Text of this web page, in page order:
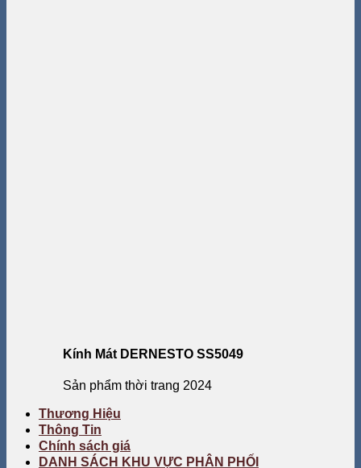
Kính Mát DERNESTO SS5049
Sản phẩm thời trang 2024
Thương Hiệu
Thông Tin
Chính sách giá
DANH SÁCH KHU VỰC PHÂN PHỐI